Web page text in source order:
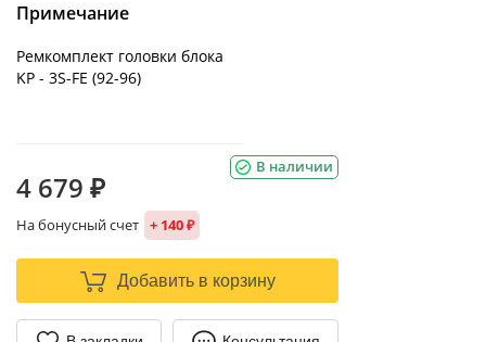
Примечание
Ремкомплект головки блока
KP - 3S-FE (92-96)
В наличии
4 679 ₽
На бонусный счет + 140 ₽
Добавить в корзину